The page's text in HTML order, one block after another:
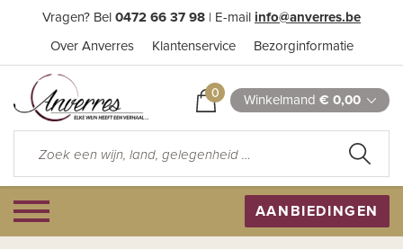
Vragen? Bel 0472 66 37 98 | E-mail info@anverres.be
Over Anverres Klantenservice Bezorginformatie
0 Winkelmand € 0,00
AANBIEDINGEN